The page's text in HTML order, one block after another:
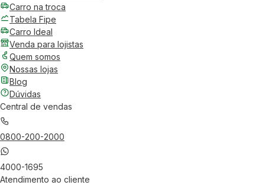
Carro na troca
Tabela Fipe
Carro Ideal
Venda para lojistas
Quem somos
Nossas lojas
Blog
Dúvidas
Central de vendas
0800-200-2000
4000-1695
Atendimento ao cliente